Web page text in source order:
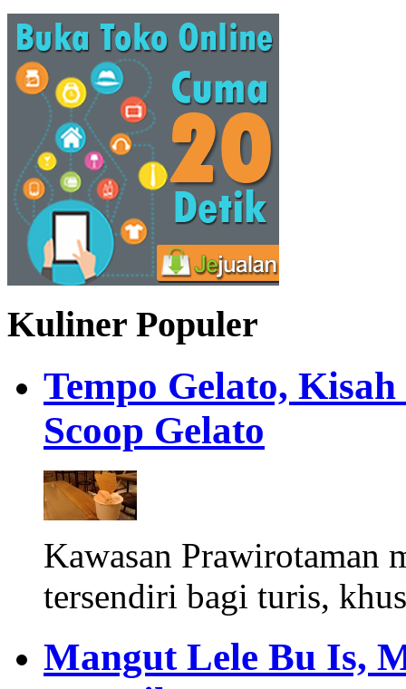
Kuliner Populer
Tempo Gelato,
Scoop Gelato
Kawasan Prawirotaman
tersendiri bagi turis,
Mangut Lele Bu Is,